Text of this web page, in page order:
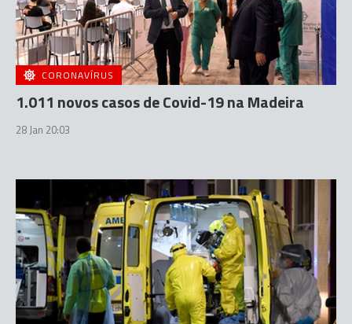
CORONAVÍRUS
1.011 novos casos de Covid-19 na Madeira
28 Jan 20:03